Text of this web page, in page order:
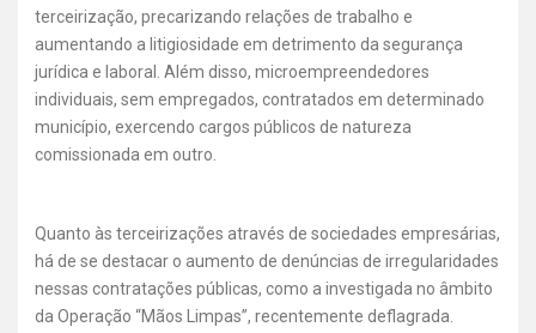
terceirização, precarizando relações de trabalho e
aumentando a litigiosidade em detrimento da segurança
jurídica e laboral. Além disso, microempreendedores
individuais, sem empregados, contratados em determinado
município, exercendo cargos públicos de natureza
comissionada em outro.
Quanto às terceirizações através de sociedades empresárias,
há de se destacar o aumento de denúncias de irregularidades
nessas contratações públicas, como a investigada no âmbito
da Operação “Mãos Limpas”, recentemente deflagrada.